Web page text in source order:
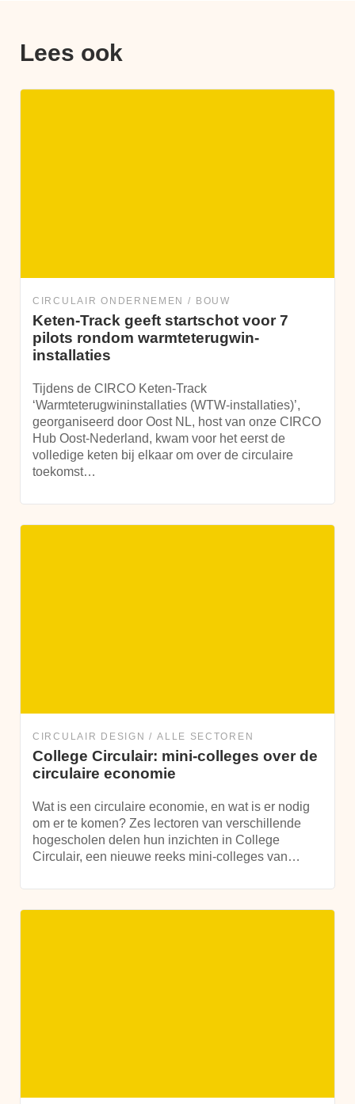
Lees ook
CIRCULAIR ONDERNEMEN BOUW
Keten-Track geeft startschot voor 7
pilots rondom warmteterugwin-
installaties
Tijdens de CIRCO Keten-Track
‘Warmteterugwininstallaties (WTW-installaties)’,
georganiseerd door Oost NL, host van onze CIRCO
Hub Oost-Nederland, kwam voor het eerst de
volledige keten bij elkaar om over de circulaire
toekomst…
CIRCULAIR DESIGN ALLE SECTOREN
College Circulair: mini-colleges over de
circulaire economie
Wat is een circulaire economie, en wat is er nodig
om er te komen? Zes lectoren van verschillende
hogescholen delen hun inzichten in College
Circulair, een nieuwe reeks mini-colleges van…